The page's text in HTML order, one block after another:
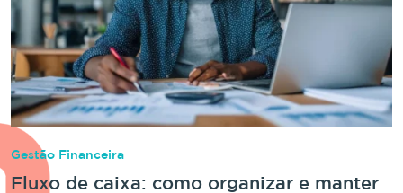
Gestão Financeira
Fluxo de caixa: como organizar e manter